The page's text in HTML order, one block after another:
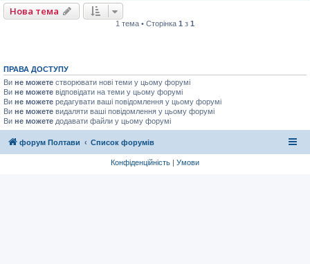
Нова тема
1 тема • Сторінка 1 з 1
ПРАВА ДОСТУПУ
Ви не можете створювати нові теми у цьому форумі
Ви не можете відповідати на теми у цьому форумі
Ви не можете редагувати ваші повідомлення у цьому форумі
Ви не можете видаляти ваші повідомлення у цьому форумі
Ви не можете додавати файли у цьому форумі
форум Полтави Список форумів
Конфіденційність | Умови